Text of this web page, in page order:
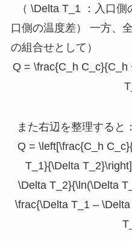
（ \Delta T_1 ：入口側
口側の温度差） 一方、
の組合せとして）
Q = \frac{C_h
また右辺を整理すると：
Q = \left[\frac{C_h
T_1}{\Delta
\Delta T_2}{\ln(\Delta
\frac{\Delta T_1 –